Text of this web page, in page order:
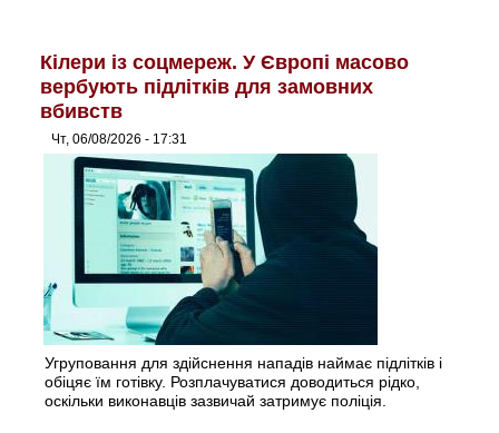
Кілери із соцмереж. У Європі масово
вербують підлітків для замовних
вбивств
Чт, 06/08/2026 - 17:31
Угруповання для здійснення нападів наймає підлітків і
обіцяє їм готівку. Розплачуватися доводиться рідко,
оскільки виконавців зазвичай затримує поліція.